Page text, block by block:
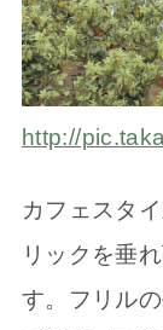
http://
カフェスタ
リックを垂
す。フリル